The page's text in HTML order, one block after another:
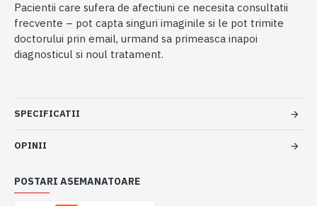
Pacientii care sufera de afectiuni ce necesita consultatii
frecvente – pot capta singuri imaginile si le pot trimite
doctorului prin email, urmand sa primeasca inapoi
diagnosticul si noul tratament.
SPECIFICATII
OPINII
POSTARI ASEMANATOARE